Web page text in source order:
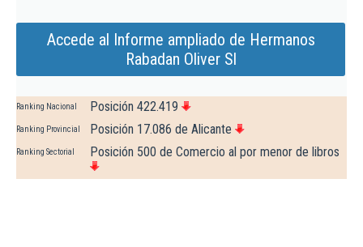
Accede al Informe ampliado de Hermanos
Rabadan Oliver Sl
Ranking Nacional Posición 422.419
Ranking Provincial Posición 17.086 de Alicante
Ranking Sectorial Posición 500 de Comercio al por menor de libros